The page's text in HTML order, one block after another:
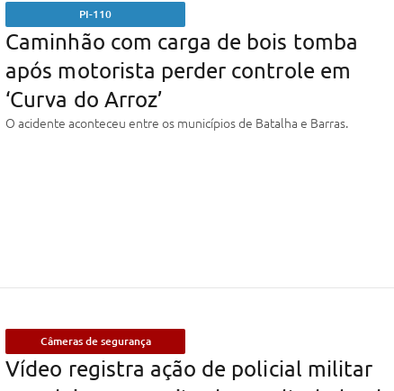
PI-110
Caminhão com carga de bois tomba
após motorista perder controle em
‘Curva do Arroz’
O acidente aconteceu entre os municípios de Batalha e Barras.
Câmeras de segurança
Vídeo registra ação de policial militar